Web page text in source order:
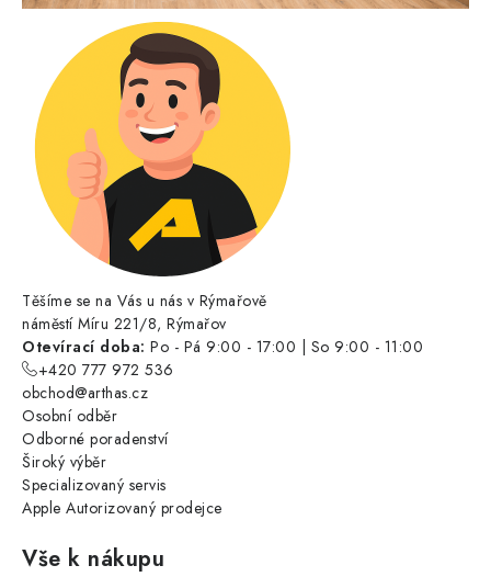
Těšíme se na Vás u nás v Rýmařově
náměstí Míru 221/8, Rýmařov
Otevírací doba: Po - Pá 9:00 - 17:00 | So 9:00 - 11:00
+420 777 972 536
obchod@arthas.cz
Osobní odběr
Odborné poradenství
Široký výběr
Specializovaný servis
Apple Autorizovaný prodejce
Vše k nákupu